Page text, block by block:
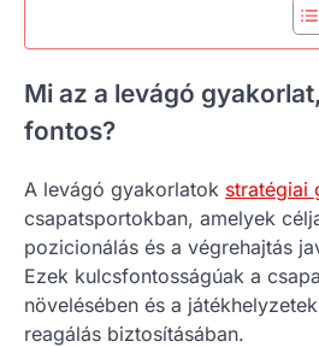
Mi az a levágó
fontos?
A levágó gyakorlatok stratégiai
csapatsportokban, amelyek
pozicionálás és a végrehajtás
Ezek kulcsfontosságúak a
növelésében és a
reagálás biztosításában.